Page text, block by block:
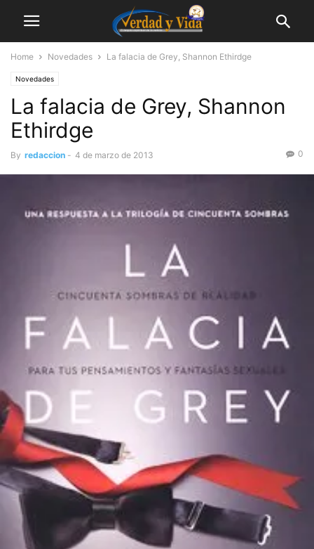
Home Novedades La falacia de Grey, Shannon Ethirdge
Novedades
La falacia de Grey, Shannon
Ethirdge
By redaccion - 4 de marzo de 2013 0